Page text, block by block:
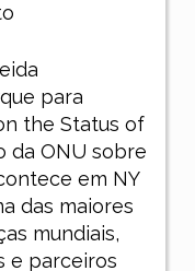
para
the Status of
da ONU sobre
em NY
das maiores
mundiais,
e parceiros